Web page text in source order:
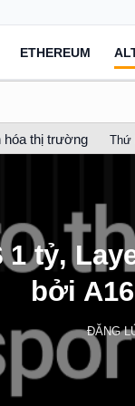
ETHEREUM
hóa thị trường Thứ
tỷ,
bởi
ĐĂNG